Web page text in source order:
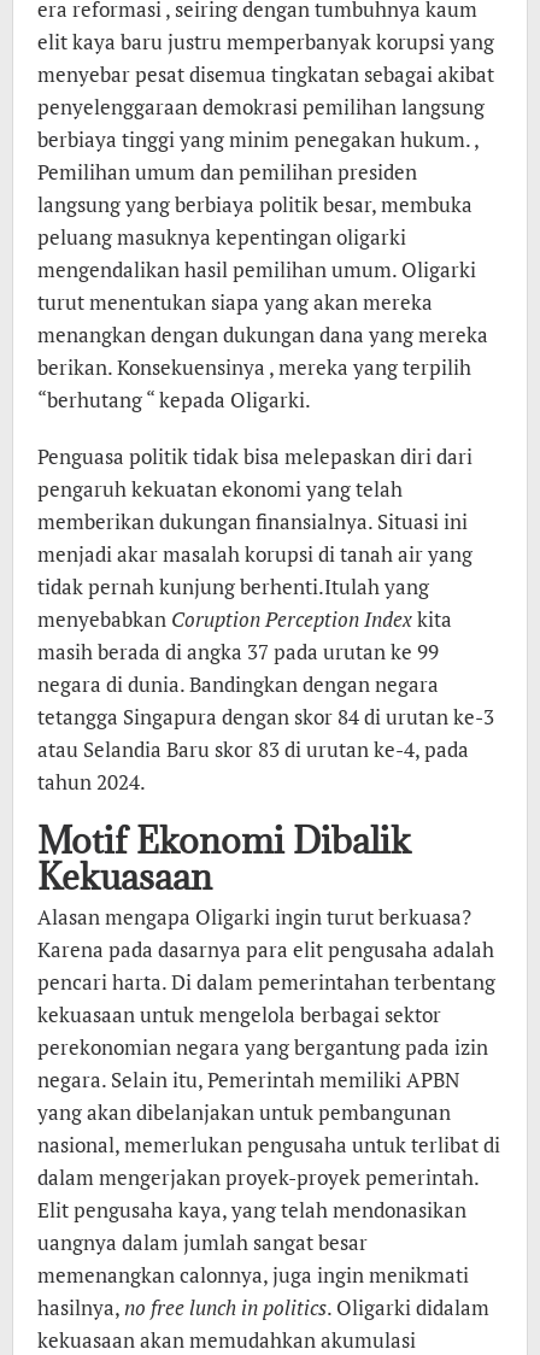
era reformasi , seiring dengan tumbuhnya kaum
elit kaya baru justru memperbanyak korupsi yang
menyebar pesat disemua tingkatan sebagai akibat
penyelenggaraan demokrasi pemilihan langsung
berbiaya tinggi yang minim penegakan hukum. ,
Pemilihan umum dan pemilihan presiden
langsung yang berbiaya politik besar, membuka
peluang masuknya kepentingan oligarki
mengendalikan hasil pemilihan umum. Oligarki
turut menentukan siapa yang akan mereka
menangkan dengan dukungan dana yang mereka
berikan. Konsekuensinya , mereka yang terpilih
“berhutang “ kepada Oligarki.
Penguasa politik tidak bisa melepaskan diri dari
pengaruh kekuatan ekonomi yang telah
memberikan dukungan finansialnya. Situasi ini
menjadi akar masalah korupsi di tanah air yang
tidak pernah kunjung berhenti.Itulah yang
menyebabkan Coruption Perception Indexkita
masih berada di angka 37 pada urutan ke 99
negara di dunia. Bandingkan dengan negara
tetangga Singapura dengan skor 84 di urutan ke-3
atau Selandia Baru skor 83 di urutan ke-4, pada
tahun 2024.
Motif Ekonomi Dibalik
Kekuasaan
Alasan mengapa Oligarki ingin turut berkuasa?
Karena pada dasarnya para elit pengusaha adalah
pencari harta. Di dalam pemerintahan terbentang
kekuasaan untuk mengelola berbagai sektor
perekonomian negara yang bergantung pada izin
negara. Selain itu, Pemerintah memiliki APBN
yang akan dibelanjakan untuk pembangunan
nasional, memerlukan pengusaha untuk terlibat di
dalam mengerjakan proyek-proyek pemerintah.
Elit pengusaha kaya, yang telah mendonasikan
uangnya dalam jumlah sangat besar
memenangkan calonnya, juga ingin menikmati
hasilnya,no free lunch in politics. Oligarki didalam
kekuasaan akan memudahkan akumulasi